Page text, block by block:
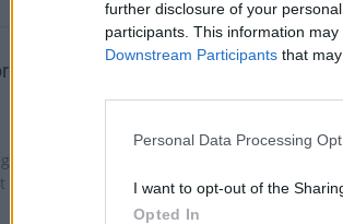
further disclosure of your
participants. This information
Downstream Participants that
Personal Data Processing
I want to opt-out of the
Opted In
ingyen tea jár a
forró tea és hagymás